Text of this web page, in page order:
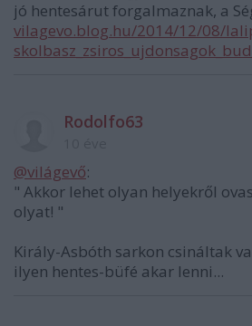
jó hentesárut forgalmaznak, a
vilagevo.blog.hu/2014/12/08/
Rodolfo63
@világevő:
" Akkor lehet olyan helyekről
olyat! "
Király-Asbóth sarkon csináltak
ilyen hentes-büfé akar lenni...